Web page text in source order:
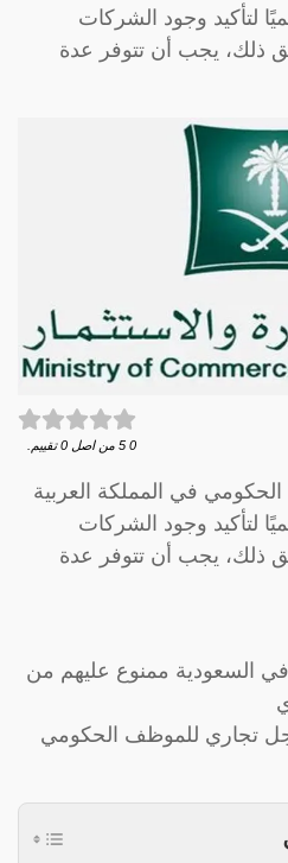
لتأكيد وجود الشركات
ذلك، يجب أن تتوفر عدة
0
5 من اصل 0 تقييم.
في المملكة العربية
لتأكيد وجود الشركات
ذلك، يجب أن تتوفر عدة
السعودية ممنوع عليهم من
تجاري للموظف الحكومي